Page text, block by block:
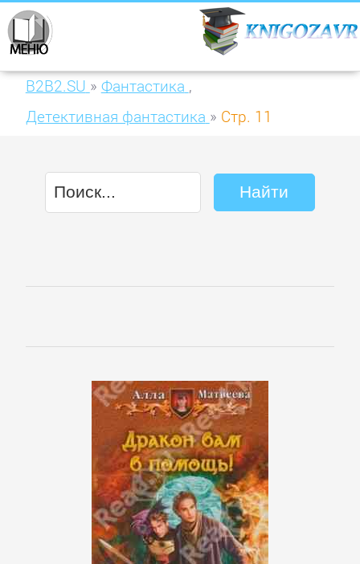
B2B2.SU » Фантастика ,
Детективная фантастика » Стр. 11